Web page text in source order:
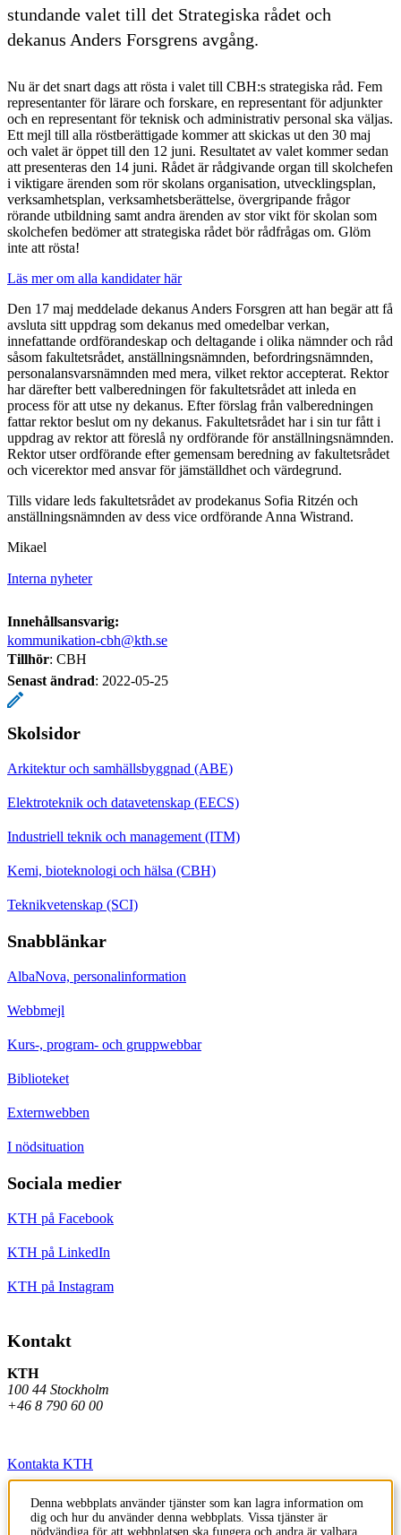
stundande valet till det Strategiska rådet och
dekanus Anders Forsgrens avgång.
Nu är det snart dags att rösta i valet till CBH:s strategiska råd. Fem
representanter för lärare och forskare, en representant för adjunkter
och en representant för teknisk och administrativ personal ska väljas.
Ett mejl till alla röstberättigade kommer att skickas ut den 30 maj
och valet är öppet till den 12 juni. Resultatet av valet kommer sedan
att presenteras den 14 juni. Rådet är rådgivande organ till skolchefen
i viktigare ärenden som rör skolans organisation, utvecklingsplan,
verksamhetsplan, verksamhetsberättelse, övergripande frågor
rörande utbildning samt andra ärenden av stor vikt för skolan som
skolchefen bedömer att strategiska rådet bör rådfrågas om. Glöm
inte att rösta!
Läs mer om alla kandidater här
Den 17 maj meddelade dekanus Anders Forsgren att han begär att få
avsluta sitt uppdrag som dekanus med omedelbar verkan,
innefattande ordförandeskap och deltagande i olika nämnder och råd
såsom fakultetsrådet, anställningsnämnden, befordringsnämnden,
personalansvarsnämnden med mera, vilket rektor accepterat. Rektor
har därefter bett valberedningen för fakultetsrådet att inleda en
process för att utse ny dekanus. Efter förslag från valberedningen
fattar rektor beslut om ny dekanus. Fakultetsrådet har i sin tur fått i
uppdrag av rektor att föreslå ny ordförande för anställningsnämnden.
Rektor utser ordförande efter gemensam beredning av fakultetsrådet
och vicerektor med ansvar för jämställdhet och värdegrund.
Tills vidare leds fakultetsrådet av prodekanus Sofia Ritzén och
anställningsnämnden av dess vice ordförande Anna Wistrand.
Mikael
Interna nyheter
Innehållsansvarig:
kommunikation-cbh@kth.se
Tillhör: CBH
Senast ändrad: 2022-05-25
Skolsidor
Arkitektur och samhällsbyggnad (ABE)
Elektroteknik och datavetenskap (EECS)
Industriell teknik och management (ITM)
Kemi, bioteknologi och hälsa (CBH)
Teknikvetenskap (SCI)
Snabblänkar
AlbaNova, personalinformation
Webbmejl
Kurs-, program- och gruppwebbar
Biblioteket
Externwebben
I nödsituation
Sociala medier
KTH på Facebook
KTH på LinkedIn
KTH på Instagram
Kontakt
KTH
100 44 Stockholm
+46 8 790 60 00
Kontakta KTH
Jobba på KTH
Press och media
Denna webbplats använder tjänster som kan lagra information om
dig och hur du använder denna webbplats. Vissa tjänster är
nödvändiga för att webbplatsen ska fungera och andra är valbara.